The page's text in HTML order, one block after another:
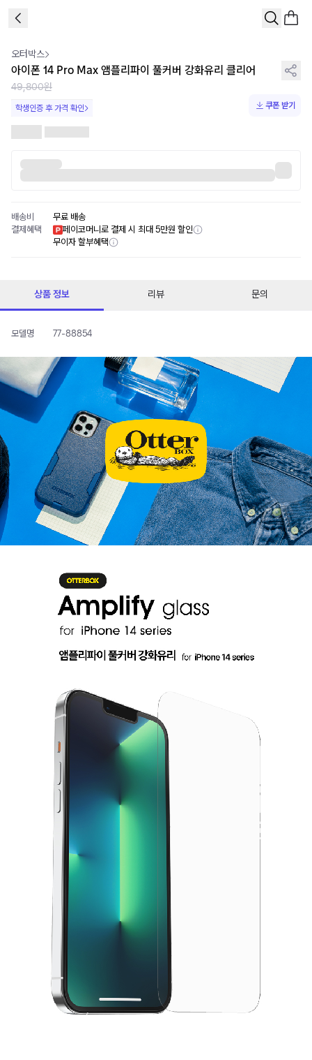
오터박스
아이폰 14 Pro Max 앰플리파이 풀커버 강화유리 클리어
49,800원
학생인증 후 가격 확인 쿠폰 받기
배송비
무료 배송
결제혜택
페이코머니로 결제 시 최대 5만원 할인
무이자 할부혜택
상품 정보 리뷰 문의
모델명 77-88854